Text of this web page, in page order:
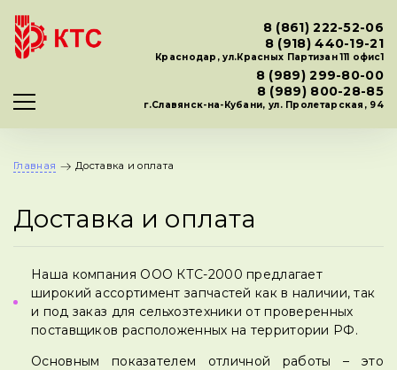
8 (861) 222-52-06
8 (918) 440-19-21
Краснодар, ул.Красных Партизан 111 офис1
8 (989) 299-80-00
8 (989) 800-28-85
г.Славянск-на-Кубани, ул. Пролетарская, 94
Главная Доставка и оплата
Доставка и оплата
Наша компания ООО КТС-2000 предлагает
широкий ассортимент запчастей как в наличии, так
и под заказ для сельхозтехники от проверенных
поставщиков расположенных на территории РФ.
Основным показателем отличной работы – это